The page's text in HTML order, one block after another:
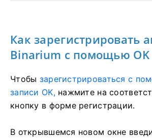
Как зарегистрировать
Binarium с помощью OK
Чтобы зарегистрироваться с
записи OK,нажмите на
кнопку в форме регистрации.
В открывшемся новом окне